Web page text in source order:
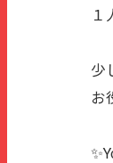
１
少
お